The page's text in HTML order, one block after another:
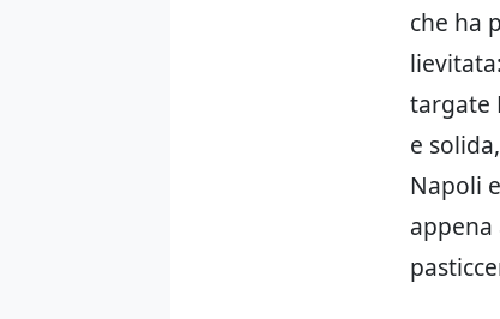
che ha
targate
e
Napoli
appena